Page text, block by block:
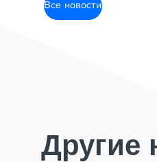
Все новости
Другие